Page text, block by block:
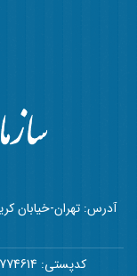
آدرس: تهران-خیابان
کدپستی: 1598774614